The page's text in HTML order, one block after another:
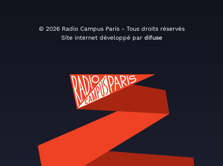
© 2026 Radio Campus Paris - Tous droits réservés
Site internet développé par difuse